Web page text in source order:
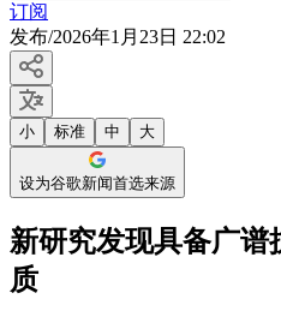
订阅
发布/2026年1月23日 22:02
小 标准 中 大
设为谷歌新闻首选来源
新研究发现具备广谱
质